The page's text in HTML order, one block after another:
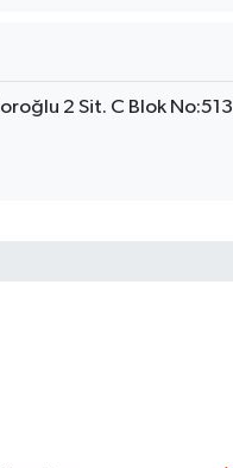
2 Sit. C Blok No:513I